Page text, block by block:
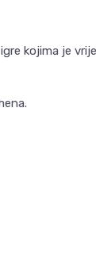
kojima je